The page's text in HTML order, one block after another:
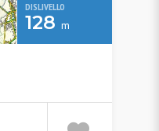
DISLIVELLO
128 m